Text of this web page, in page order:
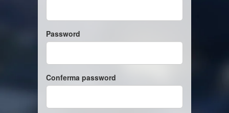
Password
Conferma password